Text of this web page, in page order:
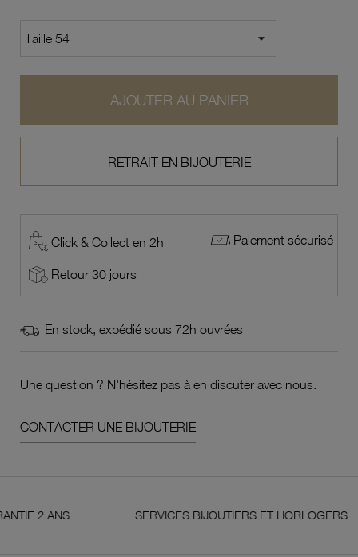
AJOUTER AU PANIER
RETRAIT EN BIJOUTERIE
Click & Collect en 2h Paiement sécurisé
Retour 30 jours
En stock, expédié sous 72h ouvrées
Une question ? N'hésitez pas à en discuter avec nous.
CONTACTER UNE BIJOUTERIE
ANS SERVICES BIJOUTIERS ET HORLOGERS